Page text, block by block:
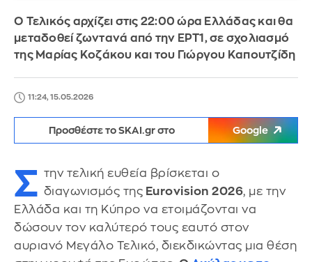
Ο Τελικός αρχίζει στις 22:00 ώρα Ελλάδας και θα
μεταδοθεί ζωντανά από την ΕΡΤ1, σε σχολιασμό
της Μαρίας Κοζάκου και του Γιώργου Καπουτζίδη
11:24, 15.05.2026
Προσθέστε το SKAI.gr στο Google
Σ την τελική ευθεία βρίσκεται ο
διαγωνισμός της Eurovision 2026, με την
Ελλάδα και τη Κύπρο να ετοιμάζονται να
δώσουν τον καλύτερό τους εαυτό στον
αυριανό Mεγάλο Τελικό, διεκδικώντας μια θέση